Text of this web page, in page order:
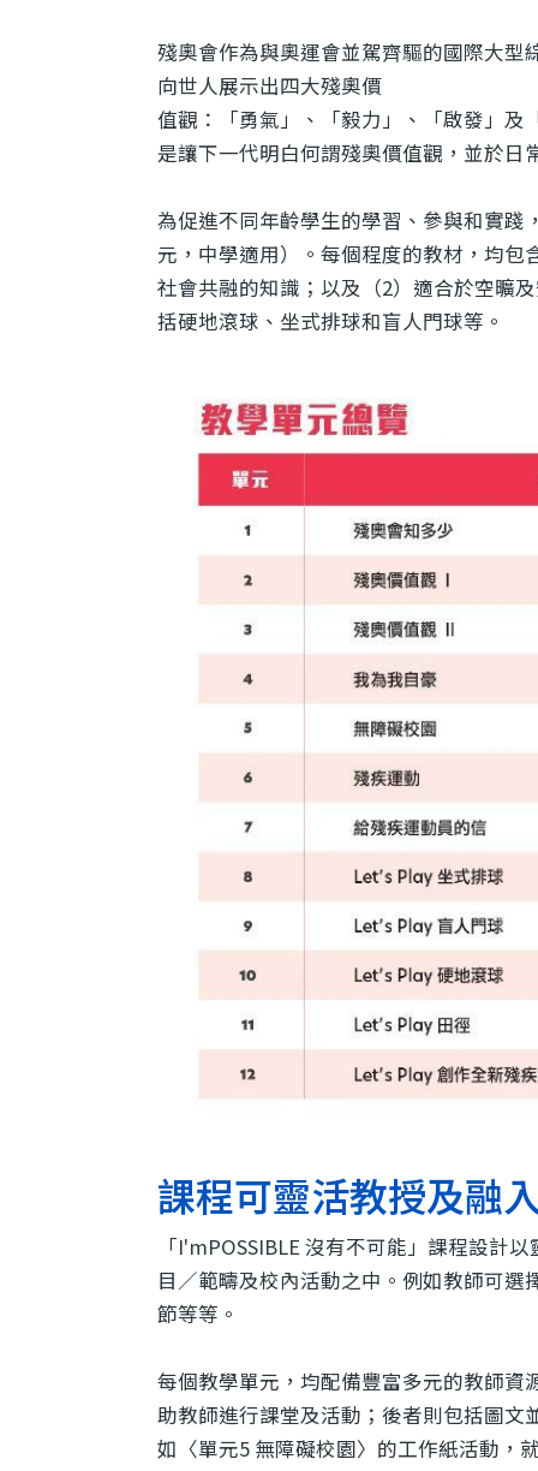
殘奧會作為與奧運會並駕齊驅的國際大
向世人展示出四大殘奧價
值觀：「勇氣」、「毅力」、「啟發」及
是讓下一代明白何謂殘奧價值觀，並於
為促進不同年齡學生的學習、參與和實踐
元，中學適用）。每個程度的教材，均
社會共融的知識；以及（2）適合於空曠
括硬地滾球、坐式排球和盲人門球等。
課程可靈活教授及融
「I'mPOSSIBLE 沒有不可能」課程設計
目／範疇及校內活動之中。例如教師可
節等等。
每個教學單元，均配備豐富多元的教師
助教師進行課堂及活動；後者則包括圖
如〈單元5 無障礙校園〉的工作紙活動，